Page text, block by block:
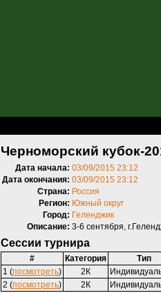
Черноморский кубок-
Дата начала: 03/09/2015 23:12
Дата окончания: 03/09/2015 23:12
Страна: Россия
Регион: Южный округ
Город: Геленджик
Описание: 3-6 сентября,
Сессии турнира
# Категория
Тип
1 (посмотреть) 2К
2 (посмотреть) 2К